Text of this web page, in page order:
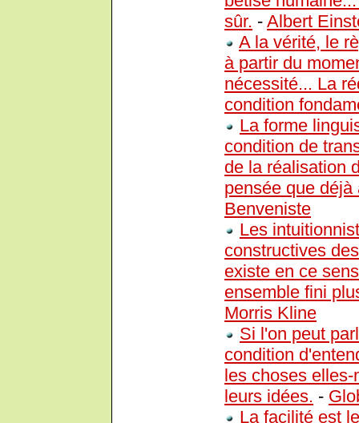
sûr. - Albert
A la vérité, le
à partir du
nécessité... La
condition
La forme
condition de
de la réalisation
pensée que
Benveniste
Les
constructives
existe en ce
ensemble fini
Morris Kline
Si l'on peut
condition
les choses
leurs idées. -
La facilité est